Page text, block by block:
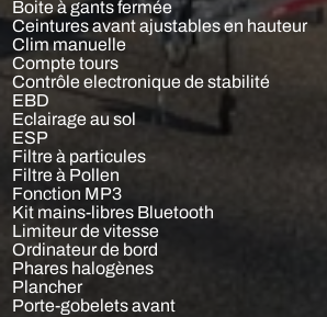
Boite à gants fermée
Ceintures avant ajustables en hauteur
Clim manuelle
Compte tours
Contrôle electronique de stabilité
EBD
Eclairage au sol
ESP
Filtre à particules
Filtre à Pollen
Fonction MP3
Kit mains-libres Bluetooth
Limiteur de vitesse
Ordinateur de bord
Phares halogènes
Plancher
Porte-gobelets avant